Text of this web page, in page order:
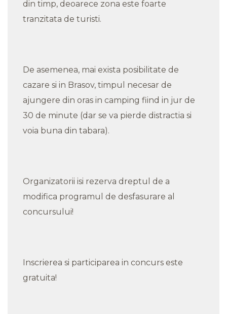
din timp, deoarece zona este foarte
tranzitata de turisti.
De asemenea, mai exista posibilitate de
cazare si in Brasov, timpul necesar de
ajungere din oras in camping fiind in jur de
30 de minute (dar se va pierde distractia si
voia buna din tabara).
Organizatorii isi rezerva dreptul de a
modifica programul de desfasurare al
concursului!
Inscrierea si participarea in concurs este
gratuita!